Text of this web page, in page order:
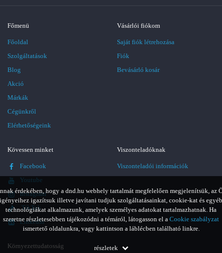
érdekében, hogy a dnd.hu webhely tartalmát megfelelően megjelenítsük, az
igényeihez igazítsuk illetve javítani tudjuk szolgáltatásainkat, cookie-kat és egyéb
technológiákat alkalmazunk, amelyek személyes adatokat tartalmazhatnak. Ha
szeretne részletesebben tájékozódni a témáról, látogasson el a Cookie szabályzat
ismertető oldalunkra, vagy kattintson a láblécben található linkre.
részletek
Főmenü
Főoldal
Szolgáltatások
Blog
Akció
Márkák
Cégünkről
Elérhetőségeink
Vásárlói fiókom
Saját fiók létrehozása
Fiók
Bevásárló kosár
Kövessen minket
Facebook
Youtube
Instagram
TikTok
LinkedIn
Viszonteladóknak
Viszonteladói információk
Környezettudatosság